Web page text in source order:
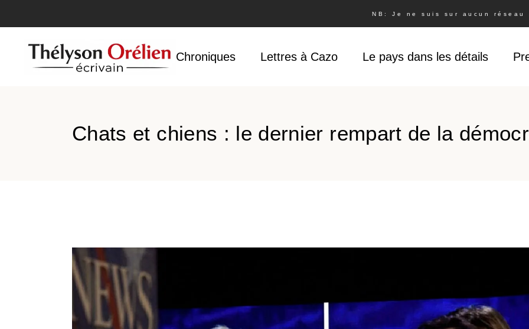
NB: Je ne suis sur aucun
Accueil Chroniques Lettres à Cazo Le pays dans les détails
Chats et chiens : le dernier rempart de la